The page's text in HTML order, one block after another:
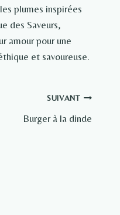
plumes inspirées
des Saveurs,
amour pour une
et savoureuse.
SUIVANT
Burger à la dinde